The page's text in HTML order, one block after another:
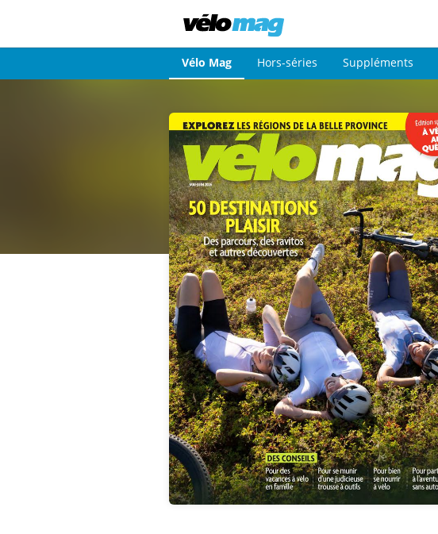
Vélo Mag Hors-séries Suppléments